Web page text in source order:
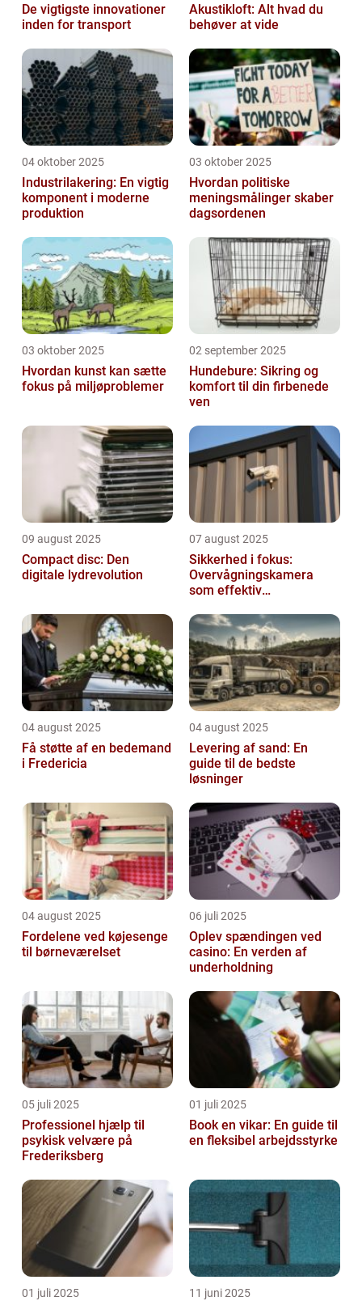
De vigtigste innovationer
inden for transport
Akustikloft: Alt hvad du
behøver at vide
04 oktober 2025
Industrilakering: En vigtig
komponent i moderne
produktion
03 oktober 2025
Hvordan politiske
meningsmålinger skaber
dagsordenen
03 oktober 2025
Hvordan kunst kan sætte
fokus på miljøproblemer
02 september 2025
Hundebure: Sikring og
komfort til din firbenede
ven
09 august 2025
Compact disc: Den
digitale lydrevolution
07 august 2025
Sikkerhed i fokus:
Overvågningskamera
som effektiv
04 august 2025
Få støtte af en bedemand
i Fredericia
04 august 2025
Levering af sand: En
guide til de bedste
løsninger
04 august 2025
Fordelene ved køjesenge
til børneværelset
06 juli 2025
Oplev spændingen ved
casino: En verden af
underholdning
05 juli 2025
Professionel hjælp til
psykisk velvære på
Frederiksberg
01 juli 2025
Book en vikar: En guide til
en fleksibel arbejdsstyrke
01 juli 2025 11 juni 2025